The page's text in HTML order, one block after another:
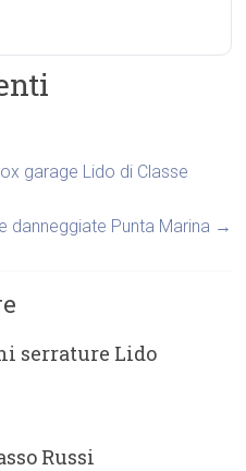
garage Lido di Classe
danneggiate Punta Marina →
serrature Lido
Russi